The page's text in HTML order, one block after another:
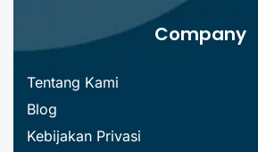
Company
Tentang Kami
Blog
Kebijakan Privasi